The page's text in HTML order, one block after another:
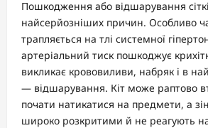
Пошкодження або відшарування
найсерйозніших причин. Особливо
трапляється на тлі системної
артеріальний тиск пошкоджує
викликає крововиливи, набряк і в
— відшарування. Кіт може раптово
почати натикатися на предмети, а
широко розкритими й не реагують на